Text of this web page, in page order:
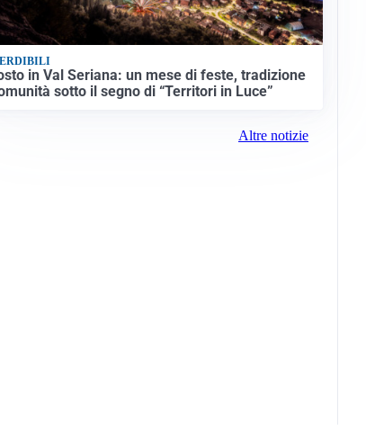
in Val Seriana: un mese di feste, tradizione
sotto il segno di “Territori in Luce”
Altre notizie